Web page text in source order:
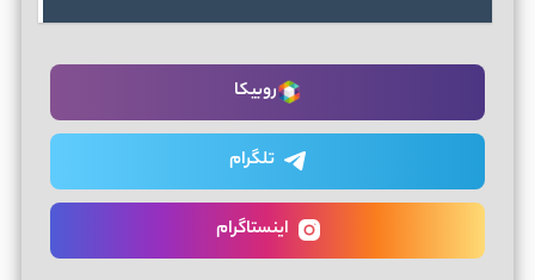
روبیکا
تلگرام
اینستاگرام